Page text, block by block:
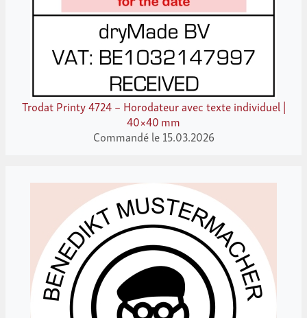
Trodat Printy 4724 – Horodateur avec texte individuel |
40×40 mm
Commandé le 15.03.2026